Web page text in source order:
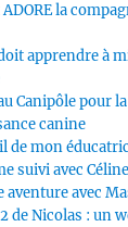
la
apprendre à
Canipôle pour
canine
de mon
suivi avec Céline
aventure avec
de Nicolas : un